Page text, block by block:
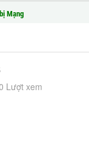
Mạng
Lượt xem